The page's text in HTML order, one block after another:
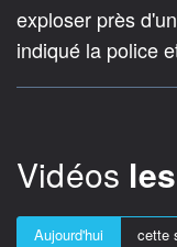
exploser près
indiqué la police
Vidéos
Aujourd'hui cette